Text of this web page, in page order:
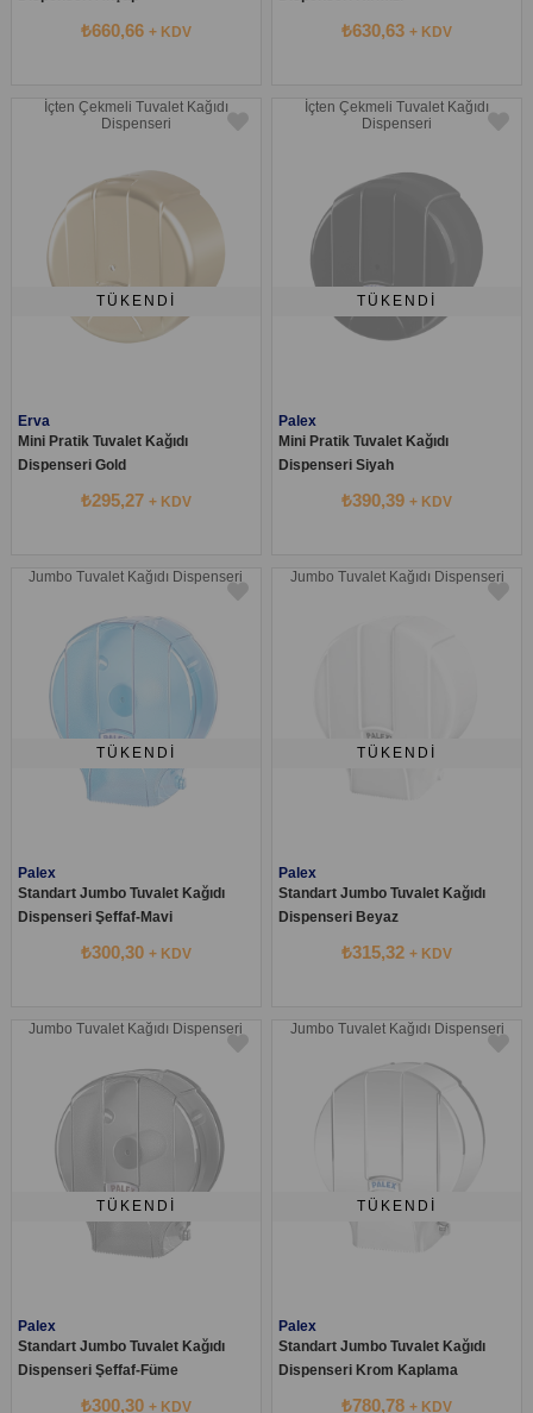
₺660,66 + KDV ₺630,63+ KDV
İçten Çekmeli Tuvalet Kağıdı
Dispenseri
TÜKENDI
Erva
Mini Pratik Tuvalet Kağıdı
Dispenseri Gold
₺295,27 + KDV
İçten Çekmeli Tuvalet Kağıdı
Dispenseri
TÜKENDI
Palex
Mini Pratik Tuvalet Kağıdı
Dispenseri Siyah
₺390,39+ KDV
Jumbo Tuvalet Kağıdı Dispenseri
TÜKENDI
Palex
Standart Jumbo Tuvalet Kağıdı
Dispenseri Şeffaf-Mavi
₺300,30 + KDV
Jumbo Tuvalet Kağıdı Dispenseri
TÜKENDI
Palex
Standart Jumbo Tuvalet Kağıdı
Dispenseri Beyaz
₺315,32+ KDV
Jumbo Tuvalet Kağıdı Dispenseri
TÜKENDI
Palex
Standart Jumbo Tuvalet Kağıdı
Dispenseri Şeffaf-Füme
₺300,30 + KDV
Jumbo Tuvalet Kağıdı Dispenseri
TÜKENDI
Palex
Standart Jumbo Tuvalet Kağıdı
Dispenseri Krom Kaplama
₺780,78+ KDV